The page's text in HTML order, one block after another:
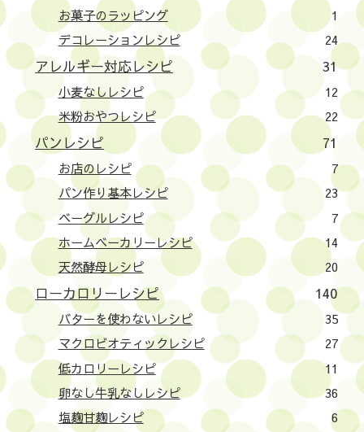
お菓子のラッピング
1
デコレーションレシピ
24
アレルギー対応レシピ 31
小麦なしレシピ
12
米粉おやつレシピ
22
パンレシピ 71
お店のレシピ
7
パン作り基本レシピ
23
ベーグルレシピ
7
ホームベーカリーレシピ
14
天然酵母レシピ
20
ローカロリーレシピ 140
バターを使わないレシピ
35
マクロビオティックレシピ
27
低カロリーレシピ
11
卵なし牛乳なしレシピ
36
塩麹甘麹レシピ
6